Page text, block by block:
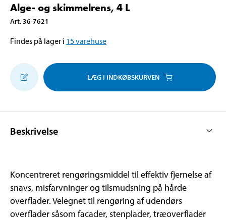
Alge- og skimmelrens, 4 L
Art. 36-7621
Findes på lager i 15varehuse
LÆG I INDKØBSKURVEN
Beskrivelse
Koncentreret rengøringsmiddel til effektiv fjernelse af
snavs, misfarvninger og tilsmudsning på hårde
overflader. Velegnet til rengøring af udendørs
overflader såsom facader, stenplader, træoverflader